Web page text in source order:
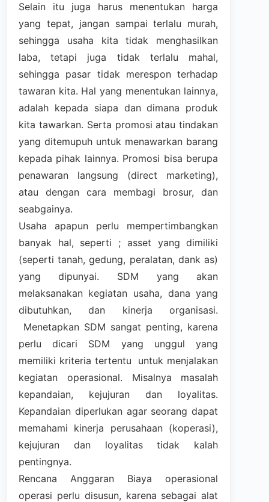
Selain itu juga harus menentukan harga
yang tepat, jangan sampai terlalu murah,
sehingga usaha kita tidak menghasilkan
laba, tetapi juga tidak terlalu mahal,
sehingga pasar tidak merespon terhadap
tawaran kita. Hal yang menentukan lainnya,
adalah kepada siapa dan dimana produk
kita tawarkan. Serta promosi atau tindakan
yang ditemupuh untuk menawarkan barang
kepada pihak lainnya. Promosi bisa berupa
penawaran langsung (direct marketing),
atau dengan cara membagi brosur, dan
seabgainya.
Usaha apapun perlu mempertimbangkan
banyak hal, seperti ; asset yang dimiliki
(seperti tanah, gedung, peralatan, dank as)
yang dipunyai. SDM yang akan
melaksanakan kegiatan usaha, dana yang
dibutuhkan, dan kinerja organisasi.
Menetapkan SDM sangat penting, karena
perlu dicari SDM yang unggul yang
memiliki kriteria tertentu
untuk menjalakan
kegiatan operasional. Misalnya masalah
kepandaian, kejujuran dan loyalitas.
Kepandaian diperlukan agar seorang dapat
memahami kinerja perusahaan (koperasi),
kejujuran dan loyalitas tidak kalah
pentingnya.
Rencana Anggaran Biaya operasional
operasi perlu disusun, karena sebagai alat